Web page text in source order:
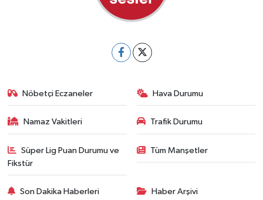
Nöbetçi Eczaneler Hava Durumu
Namaz Vakitleri Trafik Durumu
Süper Lig Puan Durumu ve
Fikstür
Tüm Manşetler
Son Dakika Haberleri Haber Arşivi